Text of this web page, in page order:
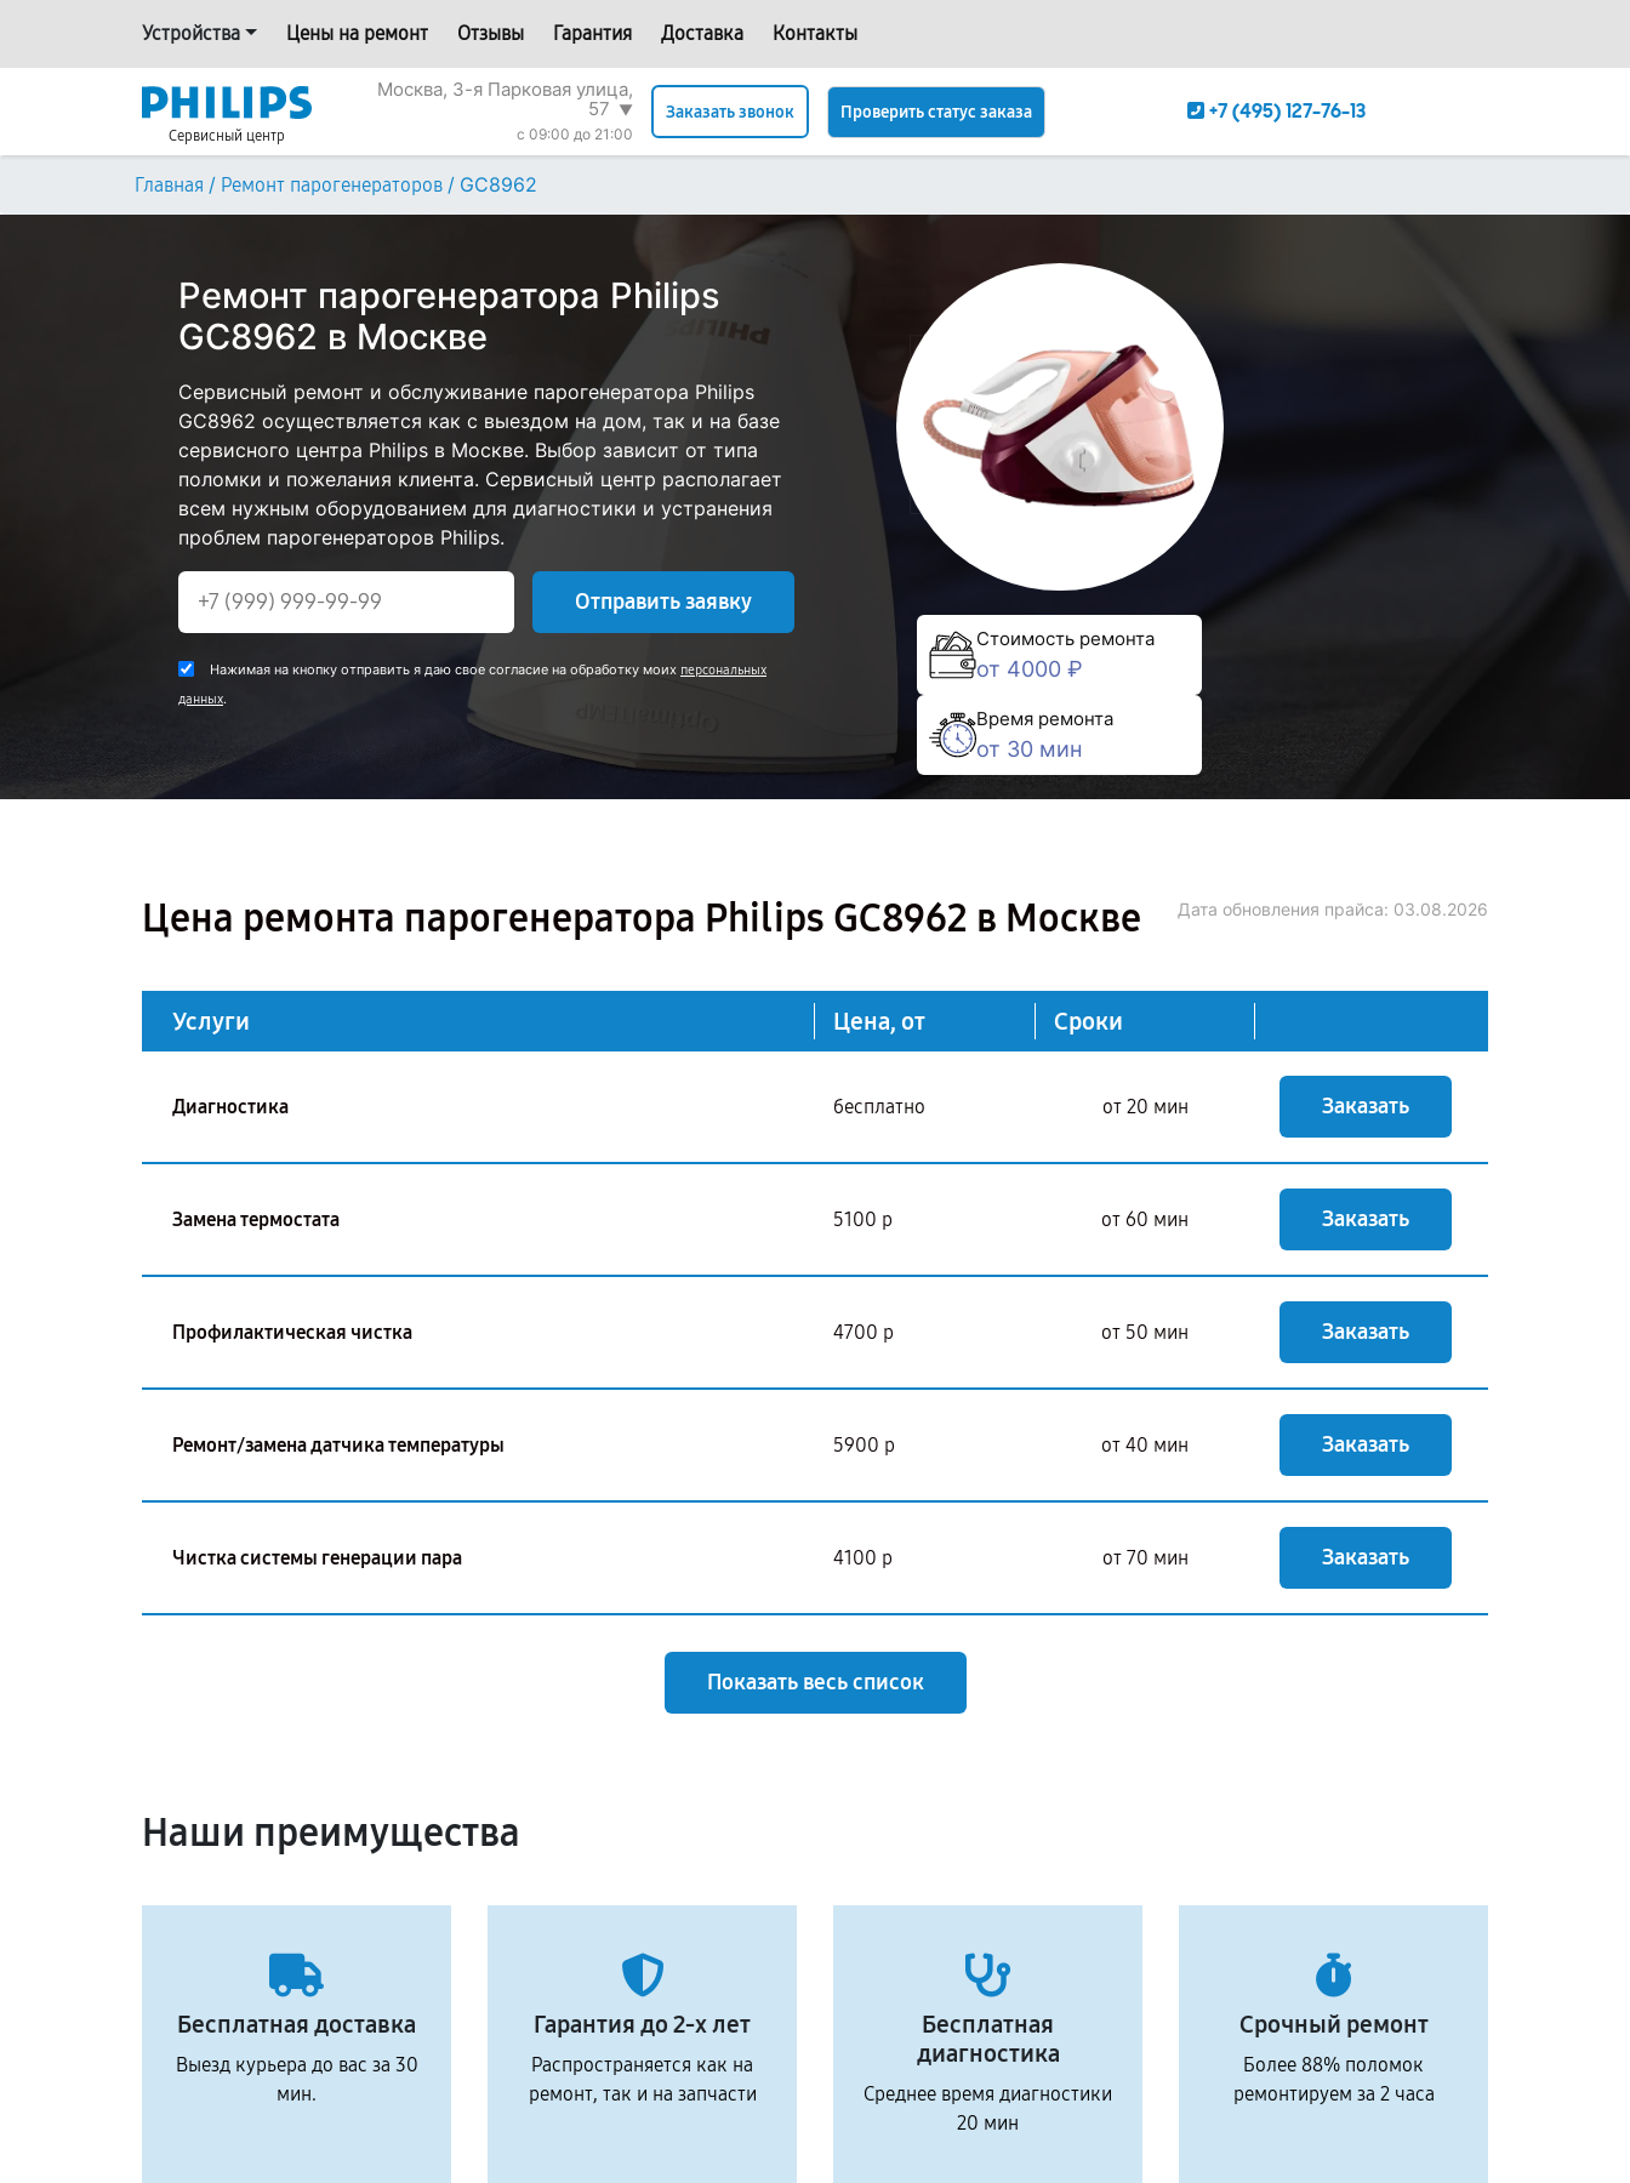
Устройства Цены на ремонт Отзывы Гарантия Доставка Контакты
Сервисный центр
Москва, 3-я Парковая улица,
57 ▼
c 09:00 до 21:00
Заказать звонок Проверить статус заказа +7 (495) 127-76-13
Главная / Ремонт парогенераторов / GC8962
Ремонт парогенератора Philips
GC8962 в Москве
Сервисный ремонт и обслуживание парогенератора Philips
GC8962 осуществляется как с выездом на дом, так и на базе
сервисного центра Philips в Москве. Выбор зависит от типа
поломки и пожелания клиента. Сервисный центр располагает
всем нужным оборудованием для диагностики и устранения
проблем парогенераторов Philips.
Отправить заявку
Нажимая на кнопку отправить я даю свое согласие на обработку моих персональных
данных.
Стоимость ремонта
от 4000 ₽
Время ремонта
от 30 мин
Цена ремонта парогенератора Philips GC8962 в Москве Дата обновления прайса: 03.08.2026
Услуги Цена, от Сроки
Диагностика бесплатно от 20 мин Заказать
Замена термостата 5100 р от 60 мин Заказать
Профилактическая чистка 4700 р от 50 мин Заказать
Ремонт/замена датчика температуры 5900 р от 40 мин Заказать
Чистка системы генерации пара 4100 р от 70 мин Заказать
Показать весь список
Наши преимущества
Бесплатная доставка
Выезд курьера до вас за 30
мин.
Гарантия до 2-х лет
Распространяется как на
ремонт, так и на запчасти
Бесплатная
диагностика
Среднее время диагностики
20 мин
Срочный ремонт
Более 88% поломок
ремонтируем за 2 часа